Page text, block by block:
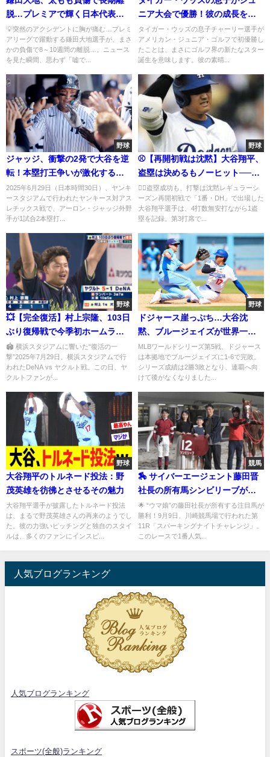
脱…プレミアで輝く日本代表に
試練🔥
💡突然のアクシデントに胸が痛む…プレミ
アリーグで躍動する鎌田大地選手が、まさ
かの負傷で8～10週間の離脱…。ニュース
を見た瞬間、思わず「嘘で...
ニア大会で優勝！彼の成長を振
り返る
タイガー・ウッズの息子チャーリー選手が
アメリカン・ジュニア・ゴルフで初優勝し
たことは、まさにゴルフ界の新たなスター
誕生を意味します。彼の素晴...
野球
ジャッジ、衝撃の2発で大谷を逆
転！本塁打王争いが激化する
MLB中盤戦
2025年6月29日（日本時間30日）、ヤンキ
ースタジアムで行われたヤンキース対アス
レチックス戦で、アーロン・ジャッジ外野
手が1試合2本塁打...
野球
⚾【再開初戦は沈黙】大谷翔平、
盗塁は決めるもノーヒット──ド
ジャースは“天敵”ブルワーズに4
連敗
🏃‍♂️盗塁成功も、打撃は沈黙レギュラーシ
ーズン再開初戦で「1番・DH」で出場した
大谷翔平選手は、4打数無安打ながら1盗
塁を記録。第3打席で...
野球
💥【完全復活】村上宗隆、103日
ぶり復帰戦で今季初ホームラ
ン！「すごくほっとしていま
す」
🏟️ 横浜スタジアムに響いた“復活の一
撃”2025年7月29日、横浜スタジアムで行
われたDeNA vs ヤクルト戦。この日、ヤ
クルトファンが...
野球
ドジャース崖っぷち…大谷沈
黙、ブルージェイズが世界一へ
王手！
MLBワールドシリーズ第5戦、ドジャース
は本拠地でブルージェイズに1-6で完敗。
シリーズ成績は2勝3敗となり、連覇へ向
けて後がなくなりました...
野球
大谷翔平のトルネード投法：野
茂英雄を彷彿とさせるその魅力
大谷翔平選手が披露したトルネード投法
は、まるで野茂英雄さんの再来のようでし
た。彼の力強いピッチングと独自のスタイ
ルは、多くのファンにインスピ...
競馬
🏇 サイバーエージェント藤田晋
社長の所有馬シンビリーブが快
勝！ 川崎競馬でJRA交流競走を
制覇！JDC2連覇へ向けて視界良
🌟 “ウマ娘”の藤田社長が所有する注目馬が
勝利！9月9日、川崎競馬場で行われた第
11R「スパーキングナイトチャレンジ」。
このレースで1番人気...
人気ブログランキング
人気ブログランキング
スポーツ(全般)ランキング